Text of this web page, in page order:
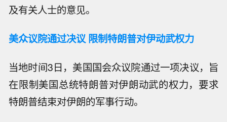
及有关人士的意见。
美众议院通过决议 限制特朗普对伊动武权力
当地时间3日，美国国会众议院通过一项决议，旨
在限制美国总统特朗普对伊朗动武的权力，要求
特朗普结束对伊朗的军事行动。